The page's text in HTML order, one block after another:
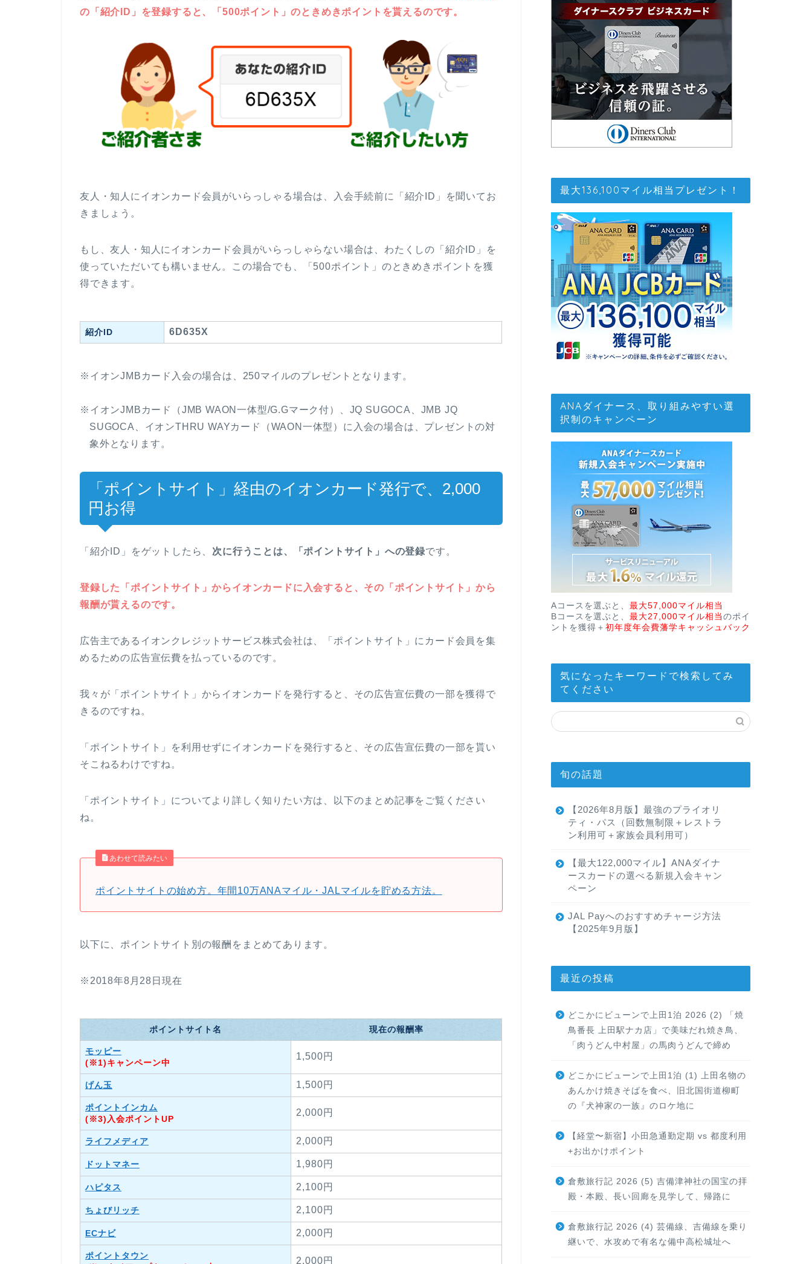
の「紹介ID」を登録すると、「500ポイント」のときめきポイントを貰えるのです。
友人・知人にイオンカード会員がいらっしゃる場合は、入会手続前に「紹介ID」を聞いてお
きましょう。
もし、友人・知人にイオンカード会員がいらっしゃらない場合は、わたくしの「紹介ID」を
使っていただいても構いません。この場合でも、「500ポイント」のときめきポイントを獲
得できます。
紹介ID 6D635X
※イオンJMBカード入会の場合は、250マイルのプレゼントとなります。
※イオンJMBカード（JMB WAON一体型/G.Gマーク付）、JQ SUGOCA、JMB JQ
SUGOCA、イオンTHRU WAYカード（WAON一体型）に入会の場合は、プレゼントの対
象外となります。
「ポイントサイト」経由のイオンカード発行で、2,000
円お得
「紹介ID」をゲットしたら、 次に行うことは、「ポイントサイト」への登録です。
登録した「ポイントサイト」からイオンカードに入会すると、その「ポイントサイト」から
報酬が貰えるのです。
広告主であるイオンクレジットサービス株式会社は、「ポイントサイト」にカード会員を集
めるための広告宣伝費を払っているのです。
我々が「ポイントサイト」からイオンカードを発行すると、その広告宣伝費の一部を獲得で
きるのですね。
「ポイントサイト」を利用せずにイオンカードを発行すると、その広告宣伝費の一部を貰い
そこねるわけですね。
「ポイントサイト」についてより詳しく知りたい方は、以下のまとめ記事をご覧ください
ね。
あわせて読みたい
ポイントサイトの始め方。年間10万ANAマイル・JALマイルを貯める方法。
以下に、ポイントサイト別の報酬をまとめてあります。
※2018年8月28日現在
ポイントサイト名 現在の報酬率
モッピー
(※1)キャンペーン中
1,500円
げん玉 1,500円
ポイントインカム
(※3)入会ポイントUP
2,000円
ライフメディア 2,000円
ドットマネー 1,980円
ハピタス 2,100円
ちょびリッチ 2,100円
ECナビ 2,000円
ポイントタウン
2,000円
最大136,100マイル相当プレゼント！
ANAダイナース、取り組みやすい選
択制のキャンペーン
Aコースを選ぶと、 最大57,000マイル相当
Bコースを選ぶと、 最大27,000マイル相当 のポイ
ントを獲得＋ 初年度年会費藩学キャッシュバック
気になったキーワードで検索してみ
てください
旬の話題
【2026年8月版】最強のプライオリ
ティ・パス（回数無制限＋レストラ
ン利用可＋家族会員利用可）
【最大122,000マイル】ANAダイナ
ースカードの選べる新規入会キャン
ペーン
JAL Payへのおすすめチャージ方法
【2025年9月版】
最近の投稿
どこかにビューンで上田1泊 2026 (2) 「焼
鳥番長 上田駅ナカ店」で美味だれ焼き鳥、
「肉うどん中村屋」の馬肉うどんで締め
どこかにビューンで上田1泊 (1) 上田名物の
あんかけ焼きそばを食べ、旧北国街道柳町
の『犬神家の一族』のロケ地に
【経堂〜新宿】小田急通勤定期 vs 都度利用
+お出かけポイント
倉敷旅行記 2026 (5) 吉備津神社の国宝の拝
殿・本殿、長い回廊を見学して、帰路に
倉敷旅行記 2026 (4) 芸備線、吉備線を乗り
継いで、水攻めで有名な備中高松城址へ